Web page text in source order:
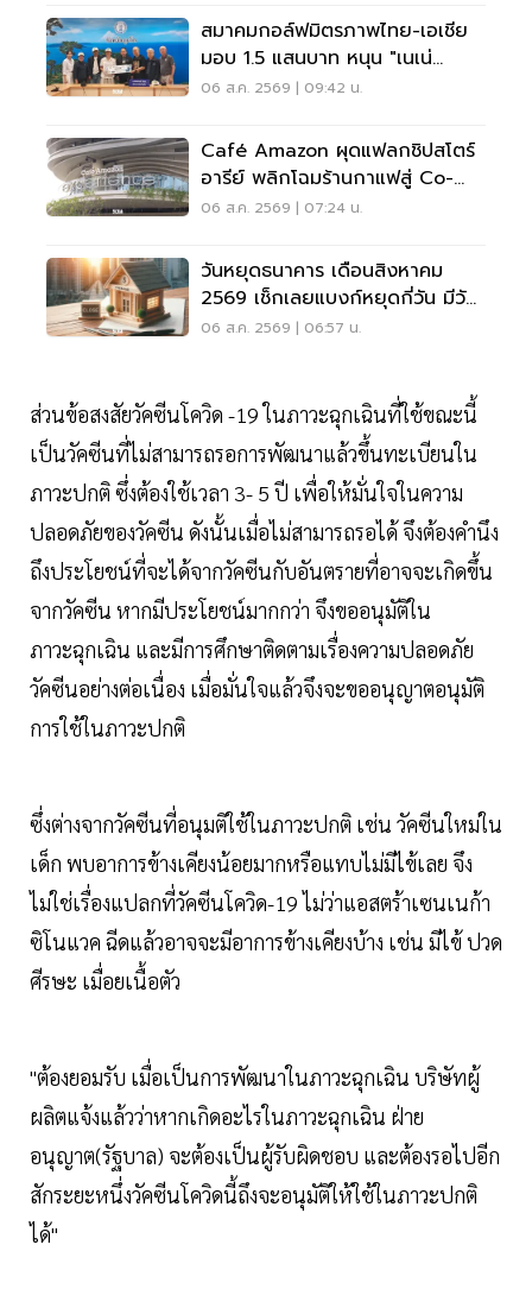
สมาคมกอล์ฟมิตรภาพไทย-เอเชีย
มอบ 1.5 แสนบาท หนุน "เนเน่
รอยัล" ลุยเวทีที่สหรัฐ
06 ส.ค. 2569 | 09:42 น.
Café Amazon ผุดแฟลกชิปสโตร์
อารีย์ พลิกโฉมร้านกาแฟสู่ Co-
Working Space ครบวงจร
06 ส.ค. 2569 | 07:24 น.
วันหยุดธนาคาร เดือนสิงหาคม
2569 เช็กเลยแบงก์หยุดกี่วัน มีวัน
หยุดยาวไหม
06 ส.ค. 2569 | 06:57 น.
ส่วนข้อสงสัยวัคซีนโควิด -19 ในภาวะฉุกเฉินที่ใช้ขณะนี้
เป็นวัคซีนที่ไม่สามารถรอการพัฒนาแล้วขึ้นทะเบียนใน
ภาวะปกติ ซึ่งต้องใช้เวลา 3- 5 ปี เพื่อให้มั่นใจในความ
ปลอดภัยของวัคซีน ดังนั้นเมื่อไม่สามารถรอได้ จึงต้องคำนึง
ถึงประโยชน์ที่จะได้จากวัคซีนกับอันตรายที่อาจจะเกิดขึ้น
จากวัคซีน หากมีประโยชน์มากกว่า จึงขออนุมัติใน
ภาวะฉุกเฉิน และมีการศึกษาติดตามเรื่องความปลอดภัย
วัคซีนอย่างต่อเนื่อง เมื่อมั่นใจแล้วจึงจะขออนุญาตอนุมัติ
การใช้ในภาวะปกติ
ซึ่งต่างจากวัคซีนที่อนุมติใช้ในภาวะปกติ เช่น วัคซีนใหม่ใน
เด็ก พบอาการข้างเคียงน้อยมากหรือแทบไม่มีไข้เลย จึง
ไม่ใช่เรื่องแปลกที่วัคซีนโควิด-19 ไม่ว่าแอสตร้าเซนเนก้า
ซิโนแวค ฉีดแล้วอาจจะมีอาการข้างเคียงบ้าง เช่น มีไข้ ปวด
ศีรษะ เมื่อยเนื้อตัว
"ต้องยอมรับ เมื่อเป็นการพัฒนาในภาวะฉุกเฉิน บริษัทผู้
ผลิตแจ้งแล้วว่าหากเกิดอะไรในภาวะฉุกเฉิน ฝ่าย
อนุญาต(รัฐบาล) จะต้องเป็นผู้รับผิดชอบ และต้องรอไปอีก
สักระยะหนึ่งวัคซีนโควิดนี้ถึงจะอนุมัติให้ใช้ในภาวะปกติ
ได้"